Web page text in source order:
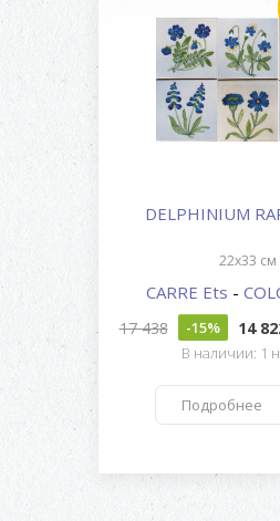
DELPHINIUM
22x33 см
CARRE Ets -
17 438 -15% 14
В наличии: 1
Подробнее